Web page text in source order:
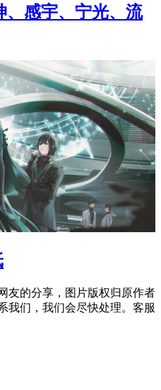
、感宇、宁光、流
友的分享，图片版权归原作者
我们，我们会尽快处理。客服